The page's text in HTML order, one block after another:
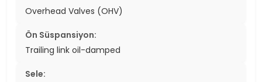
Overhead Valves (OHV)
Ön Süspansiyon:
Trailing link oil-damped
Sele: